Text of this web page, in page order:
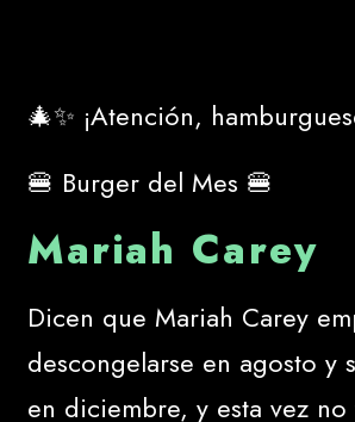
🎄✨ ¡Atención,
🍔 Burger del Mes 🍔
Mariah Carey
Dicen que Mariah Carey
descongelarse en agosto y
en diciembre, y esta vez